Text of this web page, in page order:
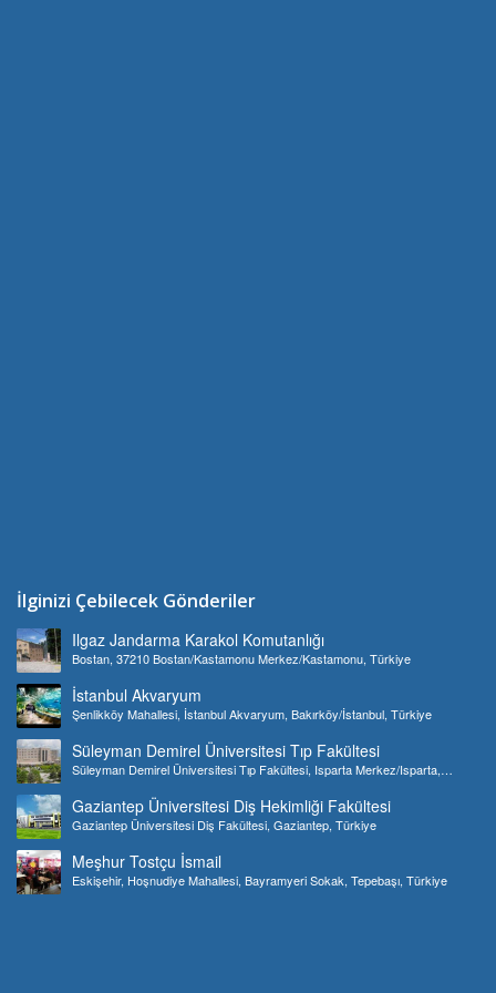
İlginizi Çebilecek Gönderiler
Ilgaz Jandarma Karakol Komutanlığı
Bostan, 37210 Bostan/Kastamonu Merkez/Kastamonu, Türkiye
İstanbul Akvaryum
Şenlikköy Mahallesi, İstanbul Akvaryum, Bakırköy/İstanbul, Türkiye
Süleyman Demirel Üniversitesi Tıp Fakültesi
Süleyman Demirel Üniversitesi Tıp Fakültesi, Isparta Merkez/Isparta,
Gaziantep Üniversitesi Diş Hekimliği Fakültesi
Gaziantep Üniversitesi Diş Fakültesi, Gaziantep, Türkiye
Meşhur Tostçu İsmail
Eskişehir, Hoşnudiye Mahallesi, Bayramyeri Sokak, Tepebaşı, Türkiye